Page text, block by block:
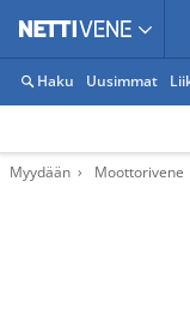
Haku Uusimmat
Myydään Moottorivene